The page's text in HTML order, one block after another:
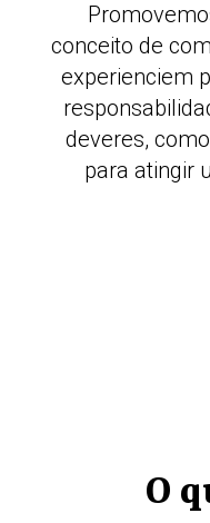
conceito de
experienciem
deveres,
para atingir
O